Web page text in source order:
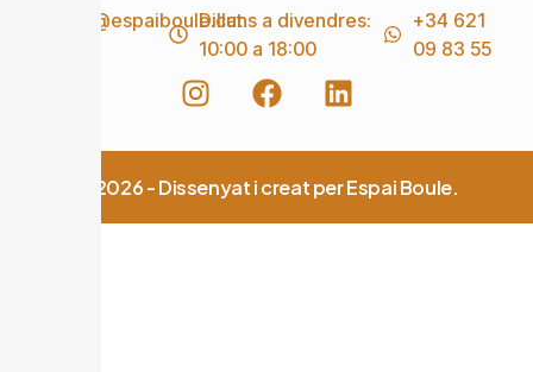
info@espaiboule.catDilluns a divendres:
10:00 a 18:00
+34 621
09 83 55
© 2026 - Dissenyat i creat per Espai Boule.